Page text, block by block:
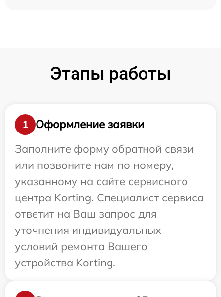
Этапы работы
1
Оформление заявки
Заполните форму обратной связи
или позвоните нам по номеру,
указанному на сайте сервисного
центра Korting. Специалист сервиса
ответит на Ваш запрос для
уточнения индивидуальных
условий ремонта Вашего
устройства Korting.